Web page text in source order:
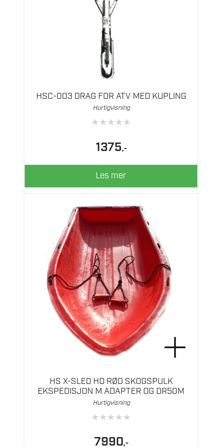
HSC-003 DRAG FOR ATV MED KUPLING
Hurtigvisning
★★★★★
1375,-
Les mer
HS X-SLED HD RØD SKOGSPULK
EKSPEDISJON M ADAPTER OG DR50M
Hurtigvisning
★★★★★
7990,-